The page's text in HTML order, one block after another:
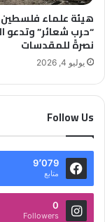
هيئة علماء
“حرب شعائر” وتدعو
نصرةً للمقدسات
يوليو 4, 2026
Follow Us
9٬079
متابع
0
Followers